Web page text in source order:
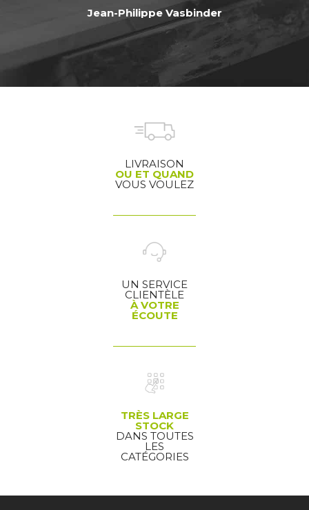
Jean-Philippe Vasbinder
LIVRAISON
OU ET QUAND
VOUS VOULEZ
UN SERVICE
CLIENTÈLE
À VOTRE
ÉCOUTE
TRÈS LARGE
STOCK
DANS TOUTES
LES
CATÉGORIES